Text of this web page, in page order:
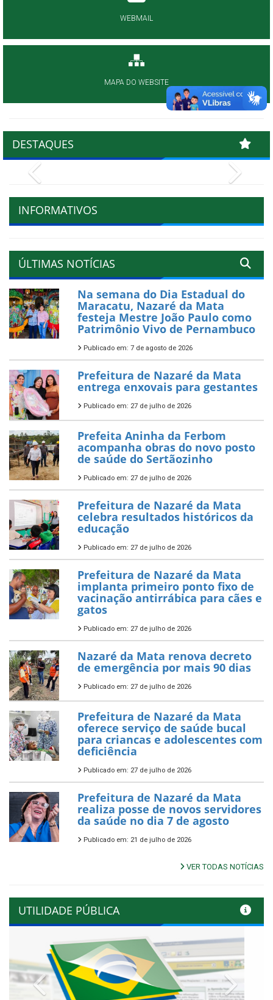
WEBMAIL
MAPA DO WEBSITE
DESTAQUES
INFORMATIVOS
ÚLTIMAS NOTÍCIAS
Na semana do Dia Estadual do
Maracatu, Nazaré da Mata
festeja Mestre João Paulo como
Patrimônio Vivo de Pernambuco
Publicado em: 7 de agosto de 2026
Prefeitura de Nazaré da Mata
entrega enxovais para gestantes
Publicado em: 27 de julho de 2026
Prefeita Aninha da Ferbom
acompanha obras do novo posto
de saúde do Sertãozinho
Publicado em: 27 de julho de 2026
Prefeitura de Nazaré da Mata
celebra resultados históricos da
educação
Publicado em: 27 de julho de 2026
Prefeitura de Nazaré da Mata
implanta primeiro ponto fixo de
vacinação antirrábica para cães e
gatos
Publicado em: 27 de julho de 2026
Nazaré da Mata renova decreto
de emergência por mais 90 dias
Publicado em: 27 de julho de 2026
Prefeitura de Nazaré da Mata
oferece serviço de saúde bucal
para criancas e adolescentes com
deficiência
Publicado em: 27 de julho de 2026
Prefeitura de Nazaré da Mata
realiza posse de novos servidores
da saúde no dia 7 de agosto
Publicado em: 21 de julho de 2026
VER TODAS NOTÍCIAS
UTILIDADE PÚBLICA
Previous